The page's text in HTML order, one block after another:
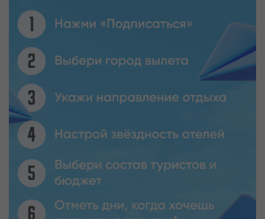
Контакты
Кабинет туриста
Валюта: USD
Язык:
Загрузить приложение из App Store